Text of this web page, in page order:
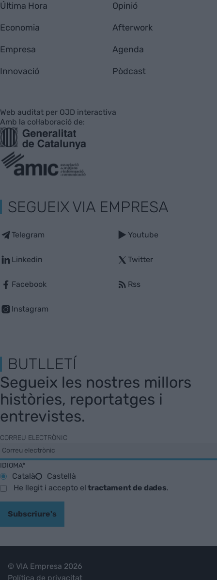
Última Hora
Economia
Empresa
Innovació
Opinió
Afterwork
Agenda
Pòdcast
Web auditat per OJD interactiva
Amb la col·laboració de:
SEGUEIX VIA EMPRESA
Telegram
Linkedin
Facebook
Instagram
Youtube
Twitter
Rss
BUTLLETÍ
Segueix les nostres millors
històries, reportatges i
entrevistes.
CORREU ELECTRÒNIC
IDIOMA*
Català
Castellà
He llegit i accepto eltractament de dades.
Subscriure's
© VIA Empresa 2026
Política de privacitat